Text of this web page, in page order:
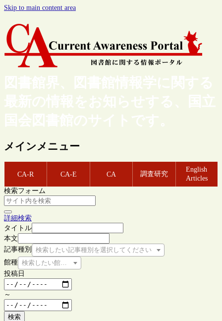
Skip to main content area
図書館界、図書館情報学に関する
最新の情報をお知らせする、国立
国会図書館のサイトです。
メインメニュー
CA-R CA-E CA 調査研究
English
Articles
検索フォーム
詳細検索
タイトル
本文
記事種別
検索したい記事種別を選択してください
館種 検索したい館種を選択してください
投稿日
～
検索